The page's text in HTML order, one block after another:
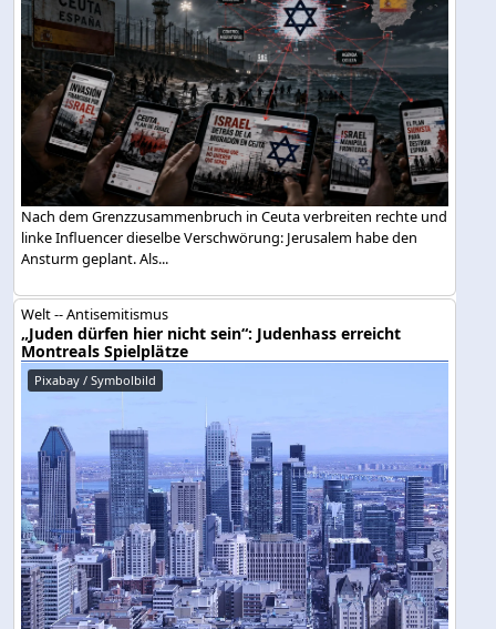
Nach dem Grenzzusammenbruch in Ceuta verbreiten rechte und
linke Influencer dieselbe Verschwörung: Jerusalem habe den
Ansturm geplant. Als...
Welt -- Antisemitismus
„Juden dürfen hier nicht sein“: Judenhass erreicht
Montreals Spielplätze
Pixabay / Symbolbild